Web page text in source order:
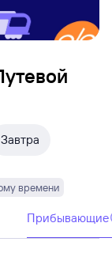
Завтра
времени
Прибывающие